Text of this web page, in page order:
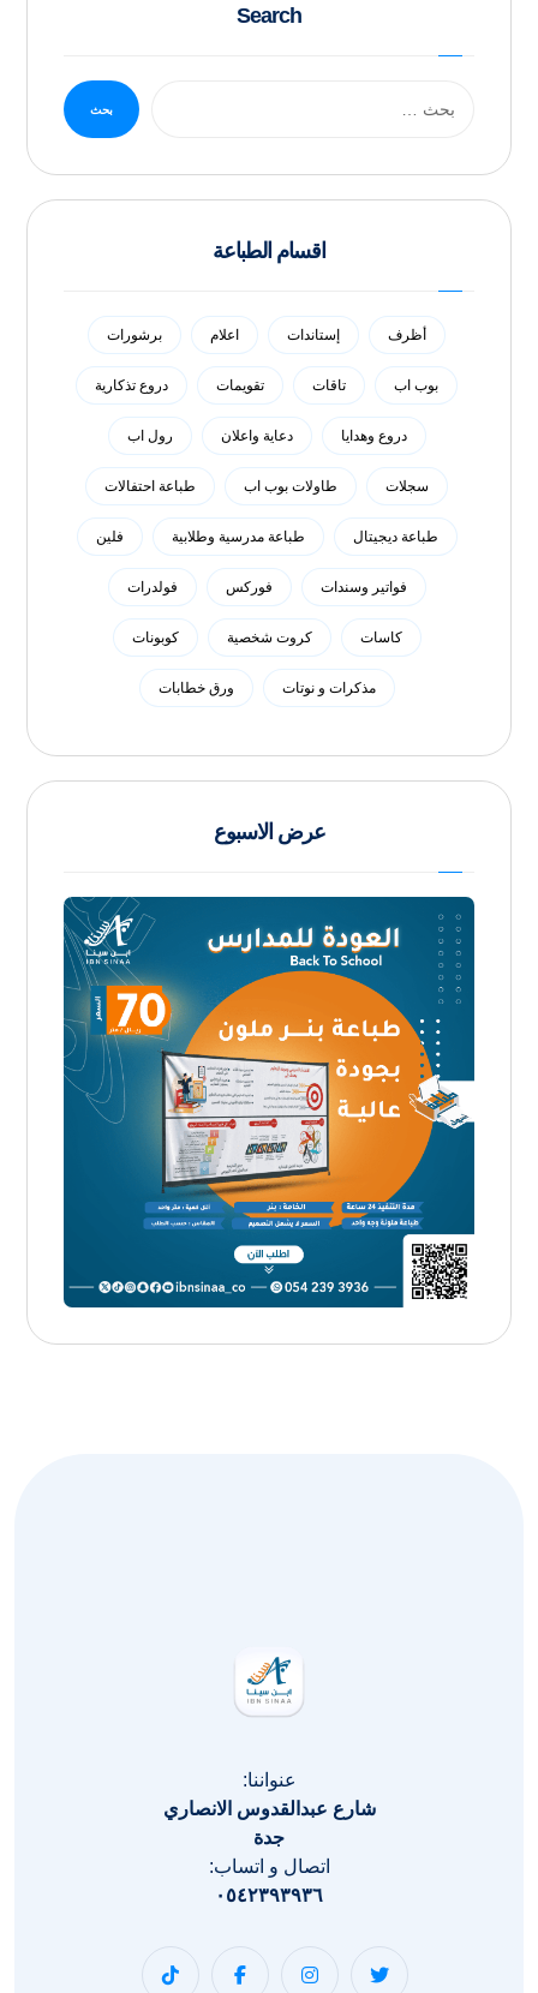
Search
بحث
اقسام الطباعة
أظرف إستاندات اعلام برشورات
بوب اب تاقات تقويمات دروع تذكارية
دروع وهدايا دعاية واعلان رول اب
سجلات طاولات بوب اب طباعة احتفالات
طباعة ديجيتال طباعة مدرسية وطلابية فلين
فواتير وسندات فوركس فولدرات
كاسات كروت شخصية كوبونات
مذكرات و نوتات ورق خطابات
عرض الاسبوع
عنواننا:
شارع عبدالقدوس الانصاري
جدة
اتصال و اتساب:
٠٥٤٢٣٩٣٩٣٦